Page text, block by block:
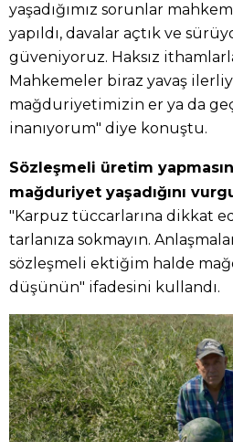
yaşadığımız sorunlar
yapıldı, davalar açtık ve
güveniyoruz. Haksız
Mahkemeler biraz yavaş
mağduriyetimizin er ya da
inanıyorum" diye konuştu.
Sözleşmeli üretim
mağduriyet yaşadığını
"Karpuz tüccarlarına dikkat
tarlanıza sokmayın.
sözleşmeli ektiğim halde
düşünün" ifadesini kullandı.